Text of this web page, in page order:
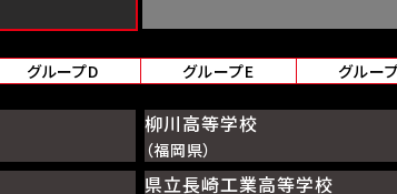
グループD グループE グルー
柳川高等学校
（福岡県）
県立長崎工業高等学校